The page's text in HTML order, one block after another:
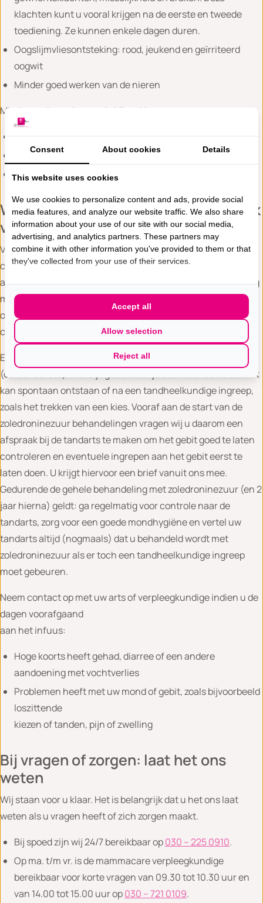
klachten kunt u vooral krijgen na de eerste en tweede
toediening. Ze kunnen enkele dagen duren.
Oogslijmvliesontsteking: rood, jeukend en geïrriteerd
oogwit
Minder goed werken van de nieren
Minder vaak voorkomende bijwerkingen:
Een ernstige ontsteking van het kaakbot
Een onregelmatige hartslag
Een allergische reactie
Wat moet u weten tijdens het gebruik
van zoledroninezuur (Zometa®)?
Voor de juiste werking is het belangrijk dat u voldoende
calcium en vitamine D inneemt, zoals door uw behandelend
arts voorgeschreven of aanbevolen. Vóór iedere behandeling
met zoledroninezuur laat u bloed prikken. Dit doen we om te
onderzoeken of uw nieren goed werken en of u voldoende
calcium in uw bloed heeft.
Een zeldzame bijwerking is schade aan het kaakbot
(osteonecrose). Hierbij ligt een stukje bot in de kaak bloot. Dit
kan spontaan ontstaan of na een tandheelkundige ingreep,
zoals het trekken van een kies. Vooraf aan de start van de
zoledroninezuur behandelingen vragen wij u daarom een
afspraak bij de tandarts te maken om het gebit goed te laten
controleren en eventuele ingrepen aan het gebit eerst te
laten doen. U krijgt hiervoor een brief vanuit ons mee.
Gedurende de gehele behandeling met zoledroninezuur (en 2
jaar hierna) geldt: ga regelmatig voor controle naar de
tandarts, zorg voor een goede mondhygiëne en vertel uw
tandarts altijd (nogmaals) dat u behandeld wordt met
zoledroninezuur als er toch een tandheelkundige ingreep
moet gebeuren.
Neem contact op met uw arts of verpleegkundige indien u de
dagen voorafgaand
aan het infuus:
Hoge koorts heeft gehad, diarree of een andere
aandoening met vochtverlies
Problemen heeft met uw mond of gebit, zoals bijvoorbeeld
loszittende
kiezen of tanden, pijn of zwelling
Bij vragen of zorgen: laat het ons
weten
Wij staan voor u klaar. Het is belangrijk dat u het ons laat
weten als u vragen heeft of zich zorgen maakt.
Bij spoed zijn wij 24/7 bereikbaar op030 – 225 0910.
Op ma. t/m vr. is de mammacare verpleegkundige
bereikbaar voor korte vragen van 09.30 tot 10.30 uur en
van 14.00 tot 15.00 uur op030 – 721 0109.
Consent About cookies Details
This website uses cookies
We use cookies to personalize content and ads, provide social
media features, and analyze our website traffic. We also share
information about your use of our site with our social media,
advertising, and analytics partners. These partners may
combine it with other information you've provided to them or that
they've collected from your use of their services.
Reject all
Allow selection
Accept all